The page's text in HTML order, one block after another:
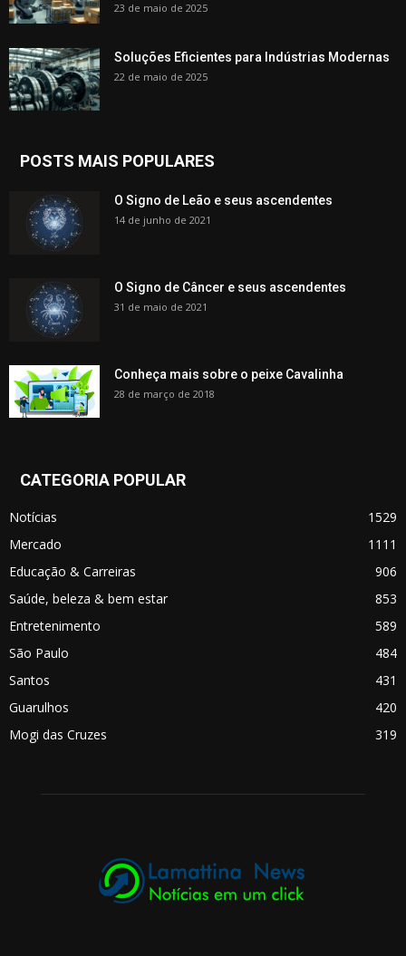
23 de maio de 2025
Soluções Eficientes para Indústrias Modernas
22 de maio de 2025
POSTS MAIS POPULARES
O Signo de Leão e seus ascendentes
14 de junho de 2021
O Signo de Câncer e seus ascendentes
31 de maio de 2021
Conheça mais sobre o peixe Cavalinha
28 de março de 2018
CATEGORIA POPULAR
Notícias
1529
Mercado
1111
Educação & Carreiras
906
Saúde, beleza & bem estar
853
Entretenimento
589
São Paulo
484
Santos
431
Guarulhos
420
Mogi das Cruzes
319